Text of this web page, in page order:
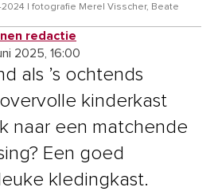
| fotografie Merel Visscher, Beate
redactie
2025, 16:00
als ’s ochtends
kinderkast
naar een matchende
Een goed
kledingkast.